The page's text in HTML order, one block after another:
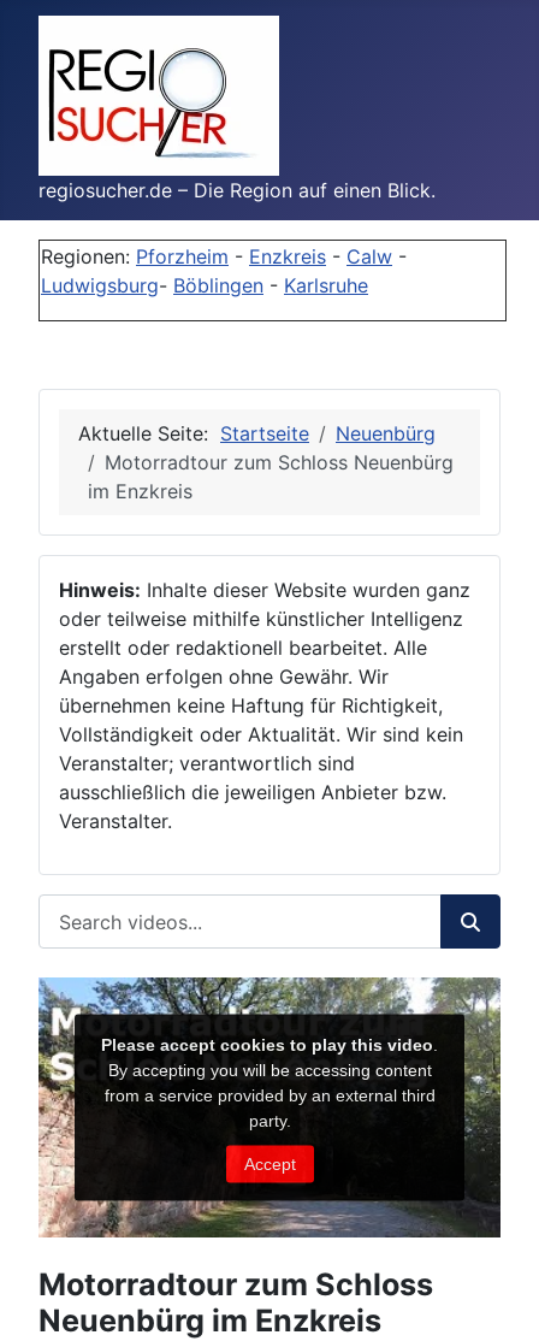
regiosucher.de – Die Region auf einen Blick.
Regionen: Pforzheim - Enzkreis - Calw -
Ludwigsburg- Böblingen - Karlsruhe
Aktuelle Seite: Startseite
Neuenbürg
Motorradtour zum Schloss Neuenbürg
im Enzkreis
Hinweis: Inhalte dieser Website wurden ganz
oder teilweise mithilfe künstlicher Intelligenz
erstellt oder redaktionell bearbeitet. Alle
Angaben erfolgen ohne Gewähr. Wir
übernehmen keine Haftung für Richtigkeit,
Vollständigkeit oder Aktualität. Wir sind kein
Veranstalter; verantwortlich sind
ausschließlich die jeweiligen Anbieter bzw.
Veranstalter.
Motorradtour zum Schloss
Neuenbürg im Enzkreis